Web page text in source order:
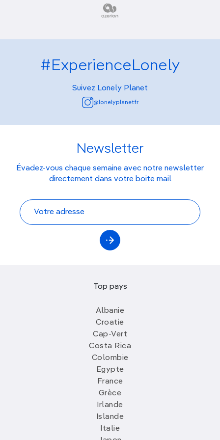
#ExperienceLonely
Suivez Lonely Planet
@lonelyplanetfr
Newsletter
Évadez-vous chaque semaine avec notre newsletter
directement dans votre boite mail
Top pays
Albanie
Croatie
Cap-Vert
Costa Rica
Colombie
Egypte
France
Grèce
Irlande
Islande
Italie